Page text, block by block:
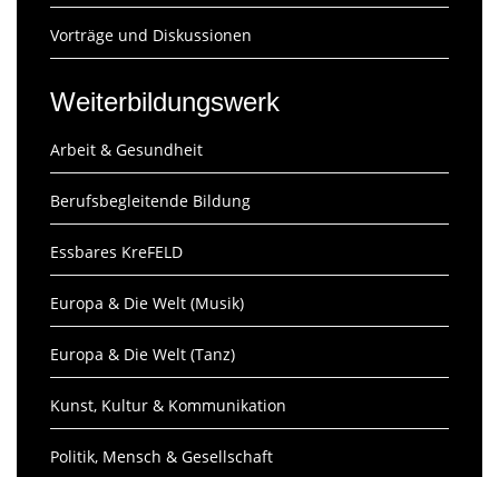
Vorträge und Diskussionen
Weiterbildungswerk
Arbeit & Gesundheit
Berufsbegleitende Bildung
Essbares KreFELD
Europa & Die Welt (Musik)
Europa & Die Welt (Tanz)
Kunst, Kultur & Kommunikation
Politik, Mensch & Gesellschaft